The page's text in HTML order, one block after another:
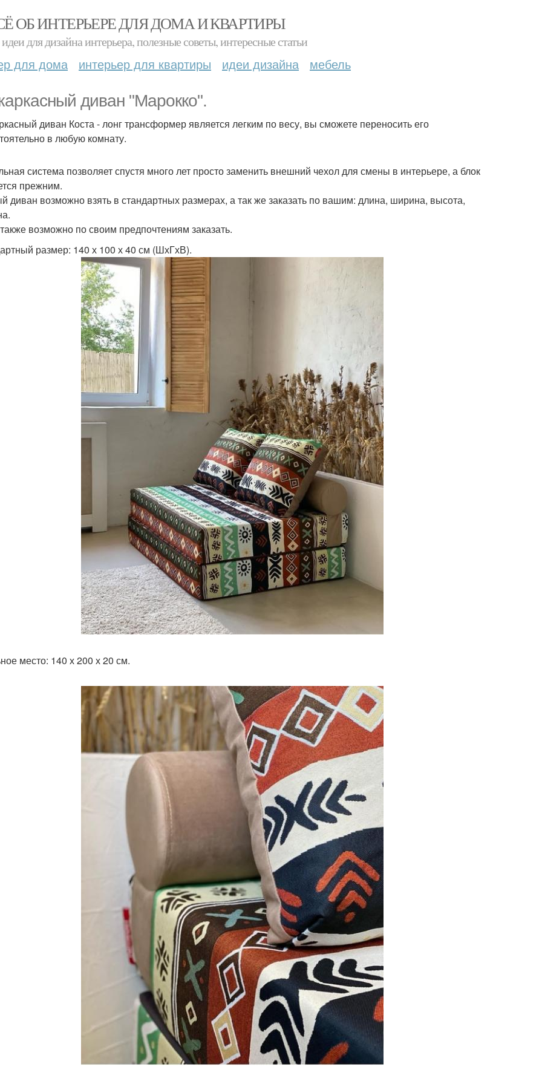
ОБ ИНТЕРЬЕРЕ ДЛЯ ДОМА И КВАРТИРЫ
для дизайна интерьера, полезные советы, интересные статьи
для дома интерьер для квартиры идеи дизайна мебель
диван "Марокко".
диван Коста - лонг трансформер является легким по весу, вы сможете переносить его
в любую комнату.
система позволяет спустя много лет просто заменить внешний чехол для смены в интерьере, а блок
прежним.
диван возможно взять в стандартных размерах, а так же заказать по вашим: длина, ширина, высота,
возможно по своим предпочтениям заказать.
размер: 140 х 100 х 40 см (ШхГхВ).
место: 140 х 200 х 20 см.